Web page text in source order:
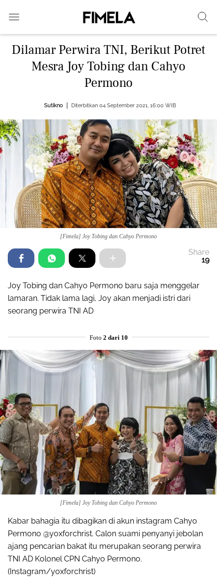
Dilamar Perwira TNI, Berikut Potret
Mesra Joy Tobing dan Cahyo
Permono
Sutikno Diterbitkan 04 September 2021, 16:00 WIB
[Fimela] Joy Tobing dan Cahyo Permono
Share
19
Joy Tobing dan Cahyo Permono baru saja menggelar
lamaran. Tidak lama lagi, Joy akan menjadi istri dari
seorang perwira TNI AD
Foto 2 dari 10
[Fimela] Joy Tobing dan Cahyo Permono
Kabar bahagia itu dibagikan di akun instagram Cahyo
Permono @yoxforchrist. Calon suami penyanyi jebolan
ajang pencarian bakat itu merupakan seorang perwira
TNI AD Kolonel CPN Cahyo Permono.
(Instagram/yoxforchrist)